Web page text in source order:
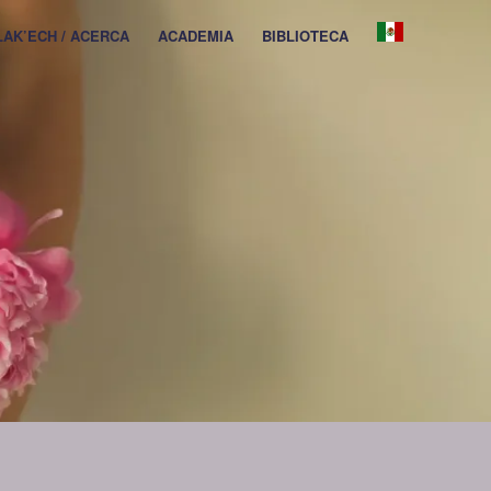
/ ACERCA ACADEMIA BIBLIOTECA